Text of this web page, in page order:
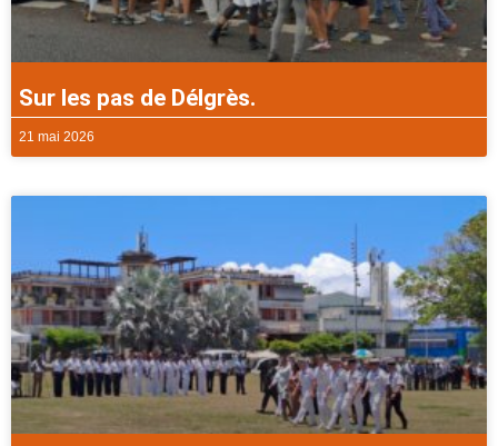
Sur les pas de Délgrès.
21 mai 2026